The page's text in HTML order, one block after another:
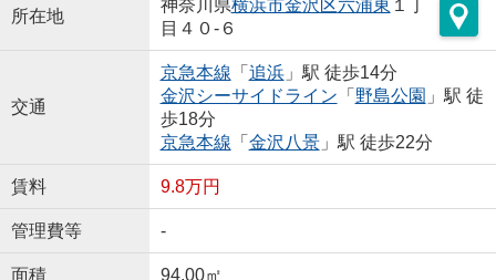
所在地
神奈川県横浜市金沢区六浦東 １丁
目４０-６
交通
京急本線 「 追浜」駅 徒歩14分
金沢シーサイドライン 「 野島公園 」駅 徒
歩18分
京急本線 「 金沢八景」駅 徒歩22分
賃料 9.8万円
管理費等 -
面積 94.00㎡